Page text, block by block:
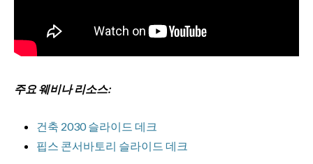
주요 웨비나 리소스:
건축 2030 슬라이드 데크
핍스 콘서바토리 슬라이드 데크